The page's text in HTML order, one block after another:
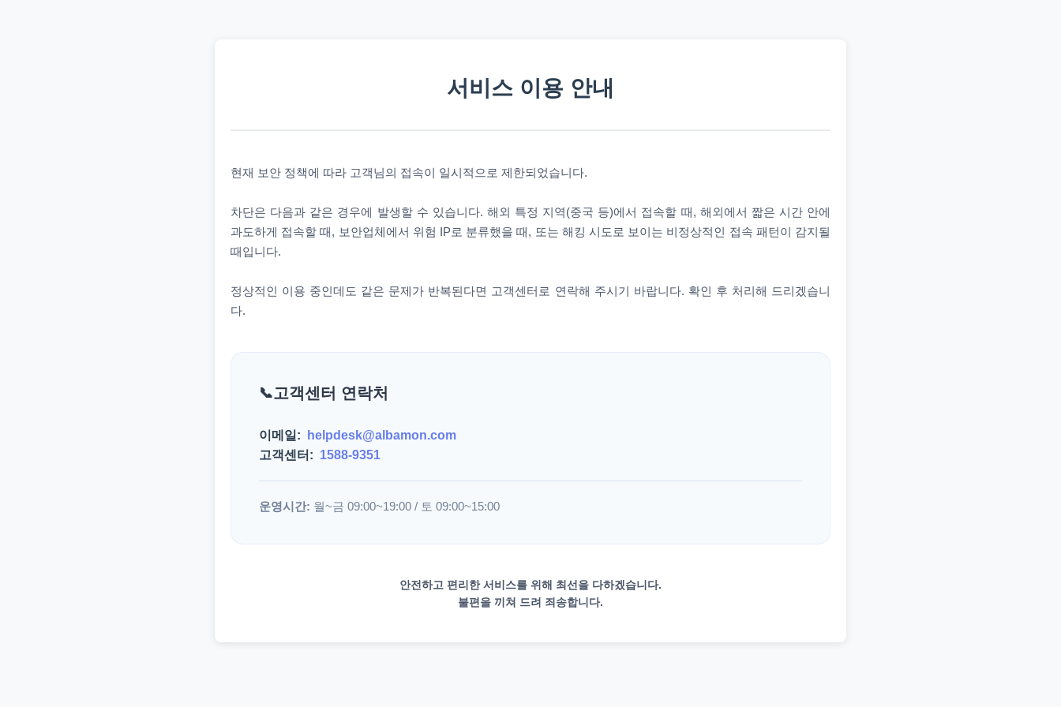
서비스 이용 안내
현재 보안 정책에 따라 고객님의 접속이 일시적으로 제한되었습니다.
차단은 다음과 같은 경우에 발생할 수 있습니다. 해외 특정 지역(중국 등)에서 접속할 때, 해외에서 짧은 시간 안에
과도하게 접속할 때, 보안업체에서 위험 IP로 분류했을 때, 또는 해킹 시도로 보이는 비정상적인 접속 패턴이 감지될
때입니다.
정상적인 이용 중인데도 같은 문제가 반복된다면 고객센터로 연락해 주시기 바랍니다. 확인 후 처리해 드리겠습니
다.
고객센터 연락처
이메일:
helpdesk@albamon.com
고객센터: 1588-9351
운영시간: 월~금 09:00~19:00 / 토 09:00~15:00
안전하고 편리한 서비스를 위해 최선을 다하겠습니다.
불편을 끼쳐 드려 죄송합니다.